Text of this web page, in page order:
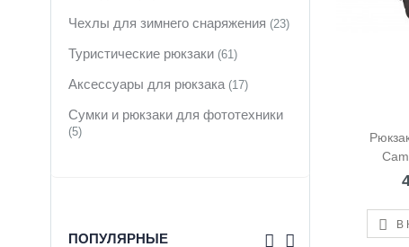
В
Чехлы для зимнего снаряжения (23)
Туристические рюкзаки (61)
Аксессуары для рюкзака (17)
Сумки и рюкзаки для фототехники
(5)
ПОПУЛЯРНЫЕ